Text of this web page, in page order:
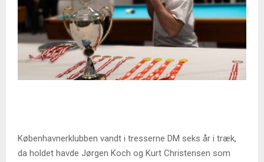
Københavnerklubben vandt i tresserne DM seks år i træk,
da holdet havde Jørgen Koch og Kurt Christensen som